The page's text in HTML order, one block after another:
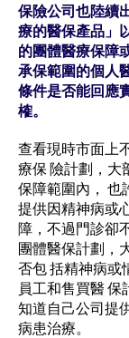
保險公司也陸續
療的醫保產品」
的團體醫療保障
承保範圍的個人
條件是否能回應
榷。
查看現時市面上
療保 險計劃，大
保障範圍內， 也
提供因精神病或
障，不過門診卻
團體醫保計劃，
否包 括精神病或
員工和售買醫
知道自己公司提
病患治療。